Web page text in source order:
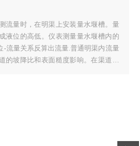
流量时，在明渠上安装量水堰槽。量
液位的高低。仪表测量量水堰槽内的
-流量关系反算出流量.普通明渠内流量
的坡降比和表面糙度影响。在渠道内